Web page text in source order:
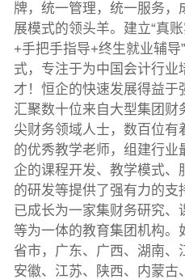
牌，统一管理，统一服务，
展模式的领头羊。建立“真
+手把手指导+终生就业辅
式，专注于为中国会计行业
才！恒企的快速发展得益于
汇聚数十位来自大型集团财
尖财务领域人士，数百位
的优秀教学老师，组建行
企的课程开发、教学模式、
的研发等提供了强有力的
已成长为一家集财务研究
等为一体的教育集团机构。
省市，广东、广西、湖南、
安徽、江苏、陕西、内蒙古